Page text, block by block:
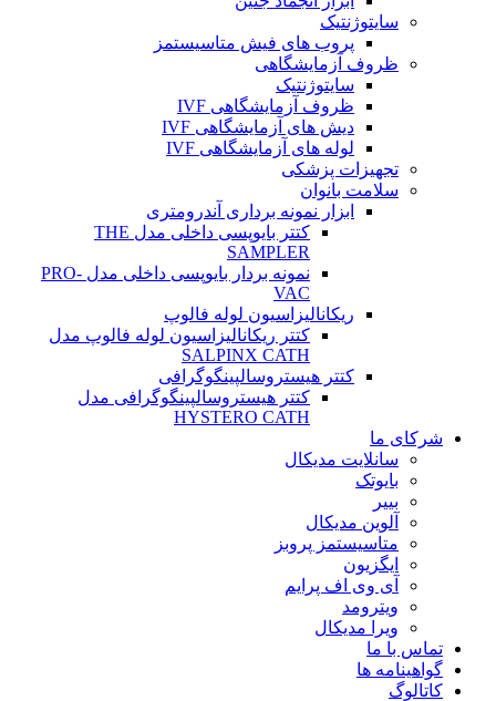
سایتوژنتیک
پروب های فیش متاسیستمز
ظروف آزمایشگاهی
سایتوژنتیک
ظروف آزمایشگاهی IVF
دیش های آزمایشگاهی IVF
لوله های آزمایشگاهی IVF
تجهیزات پزشکی
سلامت بانوان
ابزار نمونه برداری آندرومتری
کتتر بایوپسی داخلی مدل THE
SAMPLER
نمونه بردار بایوپسی داخلی مدل PRO-
VAC
ریکانالیزاسیون لوله فالوپ
کتتر ریکانالیزاسیون لوله فالوپ مدل
SALPINX CATH
کتتر هیستروسالپینگوگرافی
کتتر هیستروسالپینگوگرافی مدل
HYSTERO CATH
شرکای ما
سانلایت مدیکال
بایوتک
بییر
آلوین مدیکال
متاسیستمز پروبز
ایگزیون
آی وی اف پرایم
ویترومد
ویرا مدیکال
تماس با ما
گواهینامه ها
کاتالوگ